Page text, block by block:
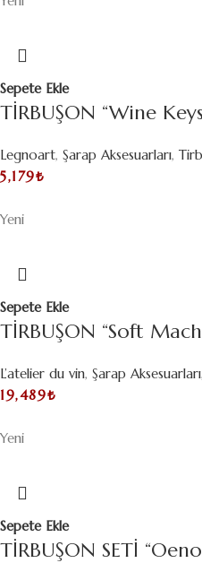
Sepete Ekle
TİRBUŞON “Wine
Legnoart, Şarap Aksesuarları,
5,179₺
Yeni
Sepete Ekle
TİRBUŞON “Soft
L’atelier du vin, Şarap Aksesuarları,
19,489₺
Yeni
Sepete Ekle
TİRBUŞON SETİ